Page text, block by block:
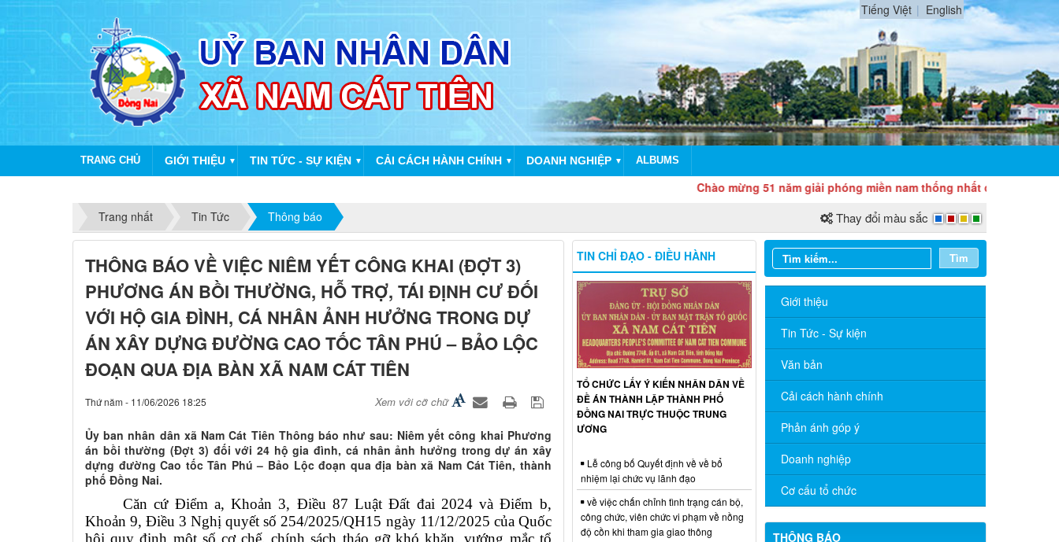
Tiếng Việt English
TRANG CHỦ GIỚI THIỆU ▼ TIN TỨC - SỰ KIỆN ▼ CẢI CÁCH HÀNH CHÍNH ▼ DOANH NGHIỆP ▼ ALBUMS
Chào mừng 51 năm giải phóng miền nam thống nhất đất nước (30/4/
Trang nhất
Tin Tức Thông báo Thay đổi màu sắc
THÔNG BÁO VỀ VIỆC NIÊM YẾT CÔNG KHAI (ĐỢT 3)
PHƯƠNG ÁN BỒI THƯỜNG, HỖ TRỢ, TÁI ĐỊNH CƯ ĐỐI
VỚI HỘ GIA ĐÌNH, CÁ NHÂN ẢNH HƯỞNG TRONG DỰ
ÁN XÂY DỰNG ĐƯỜNG CAO TỐC TÂN PHÚ – BẢO LỘC
ĐOẠN QUA ĐỊA BÀN XÃ NAM CÁT TIÊN
Thứ năm - 11/06/2026 18:25 Xem với cỡ chữ
Ủy ban nhân dân xã Nam Cát Tiên Thông báo như sau: Niêm yết công khai Phương
án bồi thường (Đợt 3) đối với 24 hộ gia đình, cá nhân ảnh hưởng trong dự án xây
dựng đường Cao tốc Tân Phú – Bảo Lộc đoạn qua địa bàn xã Nam Cát Tiên, thành
phố Đồng Nai.
Căn cứ Điểm a, Khoản 3, Điều 87 Luật Đất đai 2024 và Điểm b,
Khoản 9, Điều 3 Nghị quyết số 254/2025/QH15 ngày 11/12/2025 của Quốc
hội quy định một số cơ chế, chính sách tháo gỡ khó khăn, vướng mắc tổ
Tìm
Giới thiệu
Tin Tức - Sự kiện
Văn bản
Cải cách hành chính
Phản ánh góp ý
Doanh nghiệp
Cơ cấu tổ chức
THÔNG BÁO
THÔNG BÁO TRIỂN KHAI KHÁM SỨC
KHỎE ĐỊNH KỲ CHO NGƯỜI LAO
ĐỘNG NĂM 2026
Chương trình hỗ trợ cửa hàng, hộ kinh
doanh chuyển đổi số
THÔNG BÁO TUYỂN DỤNG THỦ QUỸ
TẠI CÁC PHÒNG GIAO DỊCH TRỰC
TIN CHỈ ĐẠO - ĐIỀU HÀNH
TỔ CHỨC LẤY Ý KIẾN NHÂN DÂN VỀ
ĐỀ ÁN THÀNH LẬP THÀNH PHỐ
ĐỒNG NAI TRỰC THUỘC TRUNG
ƯƠNG
Lễ công bố Quyết định về về bổ
nhiệm lại chức vụ lãnh đạo
về việc chấn chỉnh tình trạng cán bộ,
công chức, viên chức vi phạm về nồng
độ cồn khi tham gia giao thông